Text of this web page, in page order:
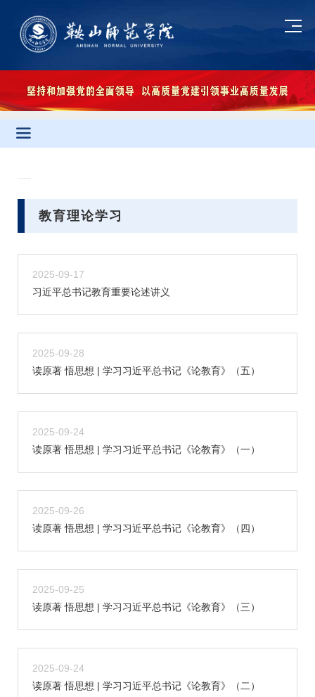
教育理论学习
2025-09-17
习近平总书记教育重要论述讲义
2025-09-28
读原著 悟思想 | 学习习近平总书记《论教育》（五）
2025-09-24
读原著 悟思想 | 学习习近平总书记《论教育》（一）
2025-09-26
读原著 悟思想 | 学习习近平总书记《论教育》（四）
2025-09-25
读原著 悟思想 | 学习习近平总书记《论教育》（三）
2025-09-24
读原著 悟思想 | 学习习近平总书记《论教育》（二）